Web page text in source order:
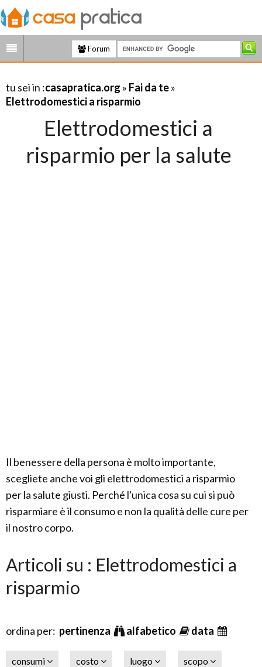
Forum
tu sei in :casapratica.org » Fai da te»
Elettrodomestici a risparmio
Elettrodomestici a
risparmio per la salute
Il benessere della persona è molto importante,
scegliete anche voi gli elettrodomestici a risparmio
per la salute giusti. Perché l'unica cosa su cui si può
risparmiare è il consumo e non la qualità delle cure per
il nostro corpo.
Articoli su : Elettrodomestici a
risparmio
ordina per: pertinenza alfabetico data
consumi costo luogo
scopo